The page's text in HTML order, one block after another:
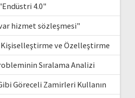
4.0"
hizmet sözleşmesi"
ve Özelleştirme
Sıralama Analizi
Göreceli Zamirleri Kullanın